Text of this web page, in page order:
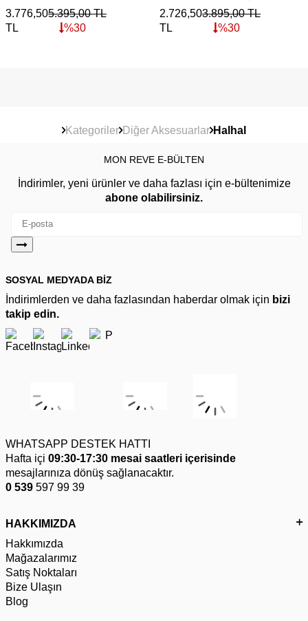
3.776,50
TL
5.395,00TL
%30
2.726,50
TL
3.895,00TL
%30
Kategoriler Diğer Aksesuarlar Halhal
MON REVE E-BÜLTEN
İndirimler, yeni ürünler ve daha fazlası için e-bültenimize
abone olabilirsiniz.
SOSYAL MEDYADA BİZ
İndirimlerden ve daha fazlasından haberdar olmak için bizi
takip edin.
WHATSAPP DESTEK HATTI
Hafta içi 09:30-17:30 mesai saatleri içerisinde
mesajlarınıza dönüş sağlanacaktır.
0 539 597 99 39
HAKKIMIZDA
Hakkımızda
Mağazalarımız
Satış Noktaları
Bize Ulaşın
Blog